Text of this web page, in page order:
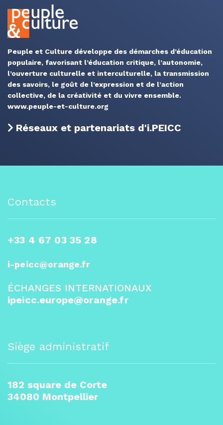
Peuple et Culture développe des démarches d’éducation
populaire, favorisant l’éducation critique, l’autonomie,
l’ouverture culturelle et interculturelle, la transmission
des savoirs, le goût de l’expression et de l’action
collective, de la créativité et du vivre ensemble.
www.peuple-et-culture.org
Réseaux et partenariats d'i.PEICC
Contacts
+33 4 67 03 35 28
i-peicc@orange.fr
ÉCHANGES INTERNATIONAUX
ipeicc.europe@orange.fr
Siège administratif
182 square de Corte
34080 Montpellier